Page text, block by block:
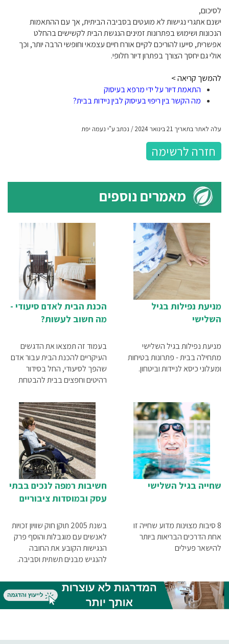
לסיכום,
ישנם אתגרי נגישות לא מועטים בסביבה הביתית, אך עם ההתאמות
הנכונות ושימוש בפתרונות זמינים הנגשת הבית לקשישים בהחלט
אפשרית, סייעו להוריכם לקיים אורח חיים עצמאי וחופשי הרבה יותר, וכך
אולי גם יחסך הצורך בפתרון דיור חלופי.
להמשך קריאה >
התאמת דיור על ידי מרפא בעיסוק
מה הקשר בין ריפוי בעיסוק לבין ניידות בבית?
עלה לאתר בתאריך 21 בינואר 2024 / נכתב ע"י נעמה יפת
חזרה לרשימה
מאמרים נוספים
הכנת הבית לאדם סיעודי -
מה חשוב לעשות?
בעמוד זה תמצאו את הדגשים
העיקריים להכנת הבית עבור אדם
שהפך לסיעודי, החל בסידור
רהיטים וחפצים בבית להבטחת
השינה, חדר הרחצה והמטבח ועד
להתקנת מעלית או מעלון.
מניעת נפילות בגיל
השלישי
מניעת נפילות בגיל השלישי
מתחילה בבית - פתרונות בטיחות
ומעלוני כיסא לניידות וביטחון.
חשיבות רמפה לנכים בבתי
עסק ובמוסדות ציבוריים
בשנת 2005 תוקן חוק שוויון זכויות
לאנשים עם מוגבלות והוסף פרק
הנגישות הקובע את החובה
להנגיש מבנים תשתית וסביבה.
של אנשים בעלי מוגבלויות
בישראל שונה.
שחייה בגיל השלישי
8 סיבות מצוינות מדוע שחייה זו
אחת הדרכים הבריאות ביותר
להישאר פעילים